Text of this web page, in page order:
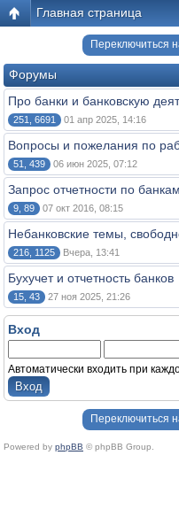
Главная страница
Переключиться
Форумы
Про банки и банковскую
251, 6691 01 апр 2025, 14:16
Вопросы и пожелания по
51, 439 06 июн 2025, 07:12
Запрос отчетности по банкам
9, 89 07 окт 2016, 08:15
Небанковские темы,
216, 1125 Вчера, 13:41
Бухучет и отчетность банков
15, 43 27 ноя 2025, 21:26
Вход
Автоматически входить при
Переключиться
Powered by phpBB © phpBB Group.